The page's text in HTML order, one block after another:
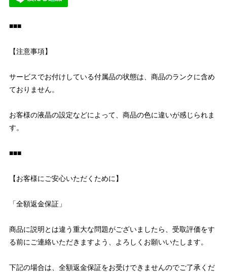
■■■
【注意事項】
サービスでお付けしている付属品の状態は、商品のランクに含め
ておりません。
お客様の液晶の設定などによって、商品の色に違いが感じられま
す。
■■■
【お客様にご安心いただくために】
「全額返金保証」
商品に説明とは違う重大な問題がございましたら、受取評価をす
る前にご連絡いただきますよう、よろしくお願いいたします。
下記の場合は、全額返金保証をお受けできませんのでご了承くだ